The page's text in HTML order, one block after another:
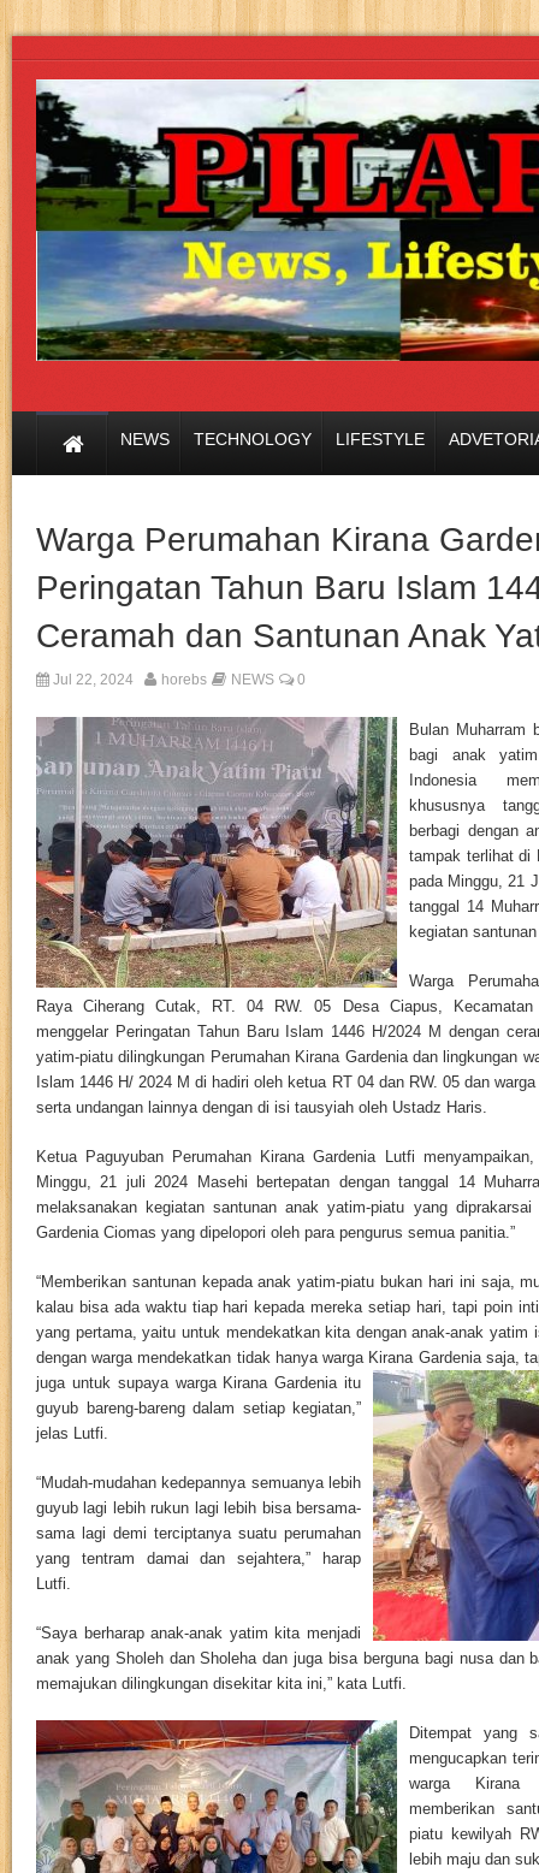
NEWS TECHNOLOGY LIFESTYLE
Warga Perumahan Kirana
Peringatan Tahun Baru Islam
Ceramah dan Santunan Anak
Jul 22, 2024 horebs NEWS 0
Bulan Muharram
bagi anak
Indonesia
khususnya
berbagi dengan
tampak terlihat di
pada Minggu, 21
tanggal 14
kegiatan
Warga
Raya Ciherang Cutak, RT. 04 RW. 05 Desa Ciapus, Kecamatan
menggelar Peringatan Tahun Baru Islam 1446 H/2024 M dengan
yatim-piatu dilingkungan Perumahan Kirana Gardenia dan lingkungan
Islam 1446 H/ 2024 M di hadiri oleh ketua RT 04 dan RW. 05 dan
serta undangan lainnya dengan di isi tausyiah oleh Ustadz Haris.
Ketua Paguyuban Perumahan Kirana Gardenia Lutfi
Minggu, 21 juli 2024 Masehi bertepatan dengan tanggal 14
melaksanakan kegiatan santunan anak yatim-piatu yang
Gardenia Ciomas yang dipelopori oleh para pengurus semua panitia.”
“Memberikan santunan kepada anak yatim-piatu bukan hari ini saja,
kalau bisa ada waktu tiap hari kepada mereka setiap hari, tapi poin
yang pertama, yaitu untuk mendekatkan kita dengan anak-anak yatim
dengan warga mendekatkan tidak hanya warga Kirana Gardenia saja,
juga untuk supaya warga Kirana Gardenia itu
guyub bareng-bareng dalam setiap kegiatan,”
jelas Lutfi.
“Mudah-mudahan kedepannya semuanya lebih
guyub lagi lebih rukun lagi lebih bisa bersama-
sama lagi demi terciptanya suatu perumahan
yang tentram damai dan sejahtera,” harap
Lutfi.
“Saya berharap anak-anak yatim kita menjadi
anak yang Sholeh dan Sholeha dan juga bisa berguna bagi nusa dan
memajukan dilingkungan disekitar kita ini,” kata Lutfi.
Ditempat yang
mengucapkan
warga Kirana
memberikan
piatu kewilyah
lebih maju dan